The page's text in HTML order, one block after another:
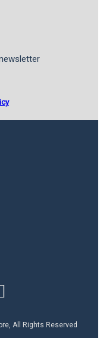
All Rights Reserved